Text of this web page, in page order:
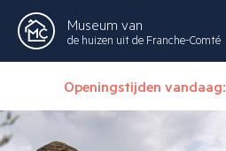
Museum van
de huizen uit de Franche-Comté
Openingstijden vandaag: